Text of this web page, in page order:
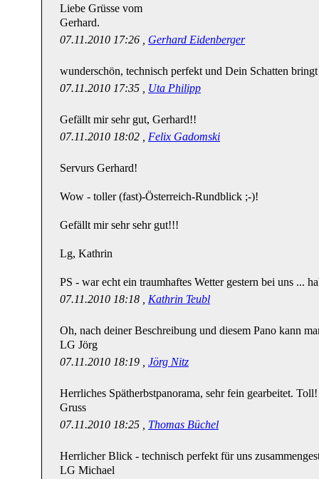
Liebe Grüsse vom
Gerhard.
07.11.2010 17:26 , Gerhard Eidenberger
wunderschön, technisch perfekt und Dein Schatten
07.11.2010 17:35 , Uta Philipp
Gefällt mir sehr gut, Gerhard!!
07.11.2010 18:02 , Felix Gadomski
Servurs Gerhard!
Wow - toller (fast)-Österreich-Rundblick ;-)!
Gefällt mir sehr sehr gut!!!
Lg, Kathrin
PS - war echt ein traumhaftes Wetter gestern bei uns ...
07.11.2010 18:18 , Kathrin Teubl
Oh, nach deiner Beschreibung und diesem Pano kann
LG Jörg
07.11.2010 18:19 , Jörg Nitz
Herrliches Spätherbstpanorama, sehr fein gearbeitet. Toll!
Gruss
07.11.2010 18:25 , Thomas Büchel
Herrlicher Blick - technisch perfekt für uns
LG Michael